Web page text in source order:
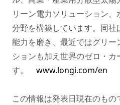
リーン電力ソリューション
分野を構築しています。同
能力を磨き、最近ではグリ
ションも加え世界のゼロ・カ
す。 www.longi.com/en
この情報は発表日現在のも